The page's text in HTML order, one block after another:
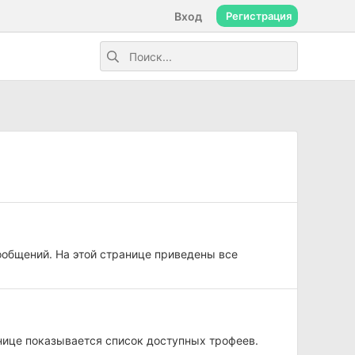
Вход Регистрация
На этой странице приведены все
показывается список доступных трофеев.